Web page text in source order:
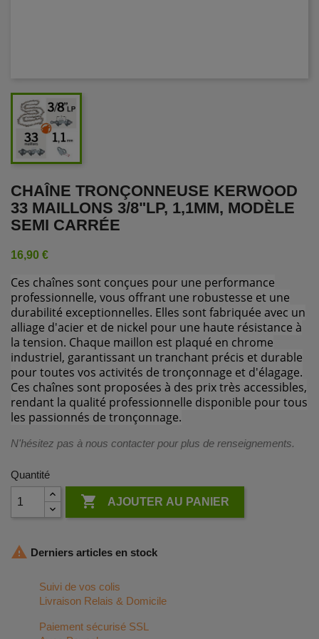
CHAÎNE TRONÇONNEUSE KERWOOD
33 MAILLONS 3/8"LP, 1,1MM, MODÈLE
SEMI CARRÉE
16,90 €
Ces chaînes sont conçues pour une performance
professionnelle, vous offrant une robustesse et une
durabilité exceptionnelles. Elles sont fabriquée avec un
alliage d'acier et de nickel pour une haute résistance à
la tension. Chaque maillon est plaqué en chrome
industriel, garantissant un tranchant précis et durable
pour toutes vos activités de tronçonnage et d'élagage.
Ces chaînes sont proposées à des prix très accessibles,
rendant la qualité professionnelle disponible pour tous
les passionnés de tronçonnage.
N'hésitez pas à nous contacter pour plus de renseignements.
Quantité
 AJOUTER AU PANIER
 Derniers articles en stock
Suivi de vos colis
Livraison Relais & Domicile
Paiement sécurisé SSL